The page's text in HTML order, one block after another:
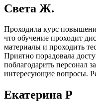
Света Ж.
Проходила курс
что обучение проходит
материалы и проходить
Приятно порадовала
поблагодарить персонал
интересующие вопросы.
Екатерина Р